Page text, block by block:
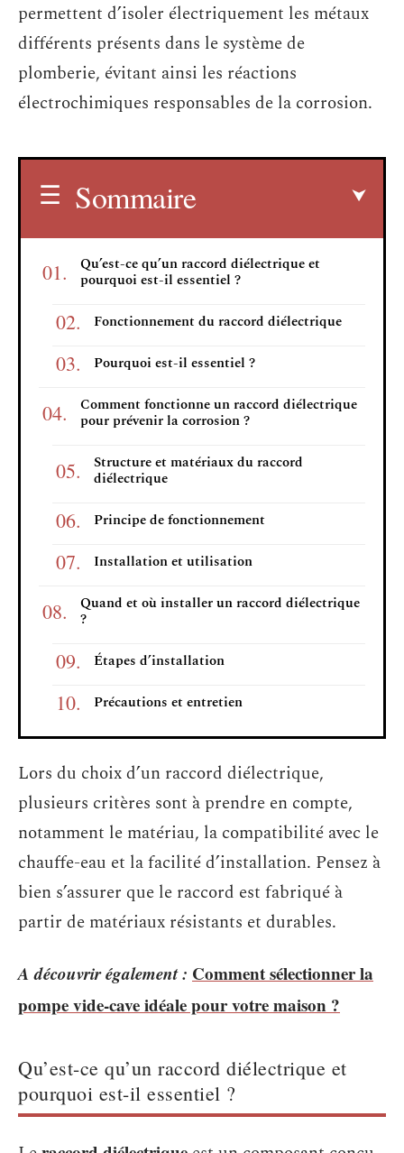
permettent d’isoler électriquement les métaux
différents présents dans le système de
plomberie, évitant ainsi les réactions
électrochimiques responsables de la corrosion.
Sommaire
Qu’est-ce qu’un raccord diélectrique et
pourquoi est-il essentiel ?
Fonctionnement du raccord diélectrique
Pourquoi est-il essentiel ?
Comment fonctionne un raccord diélectrique
pour prévenir la corrosion ?
Structure et matériaux du raccord
diélectrique
Principe de fonctionnement
Installation et utilisation
Quand et où installer un raccord diélectrique
?
Étapes d’installation
Précautions et entretien
Lors du choix d’un raccord diélectrique,
plusieurs critères sont à prendre en compte,
notamment le matériau, la compatibilité avec le
chauffe-eau et la facilité d’installation. Pensez à
bien s’assurer que le raccord est fabriqué à
partir de matériaux résistants et durables.
A découvrir également : Comment sélectionner la
pompe vide-cave idéale pour votre maison ?
Qu’est-ce qu’un raccord diélectrique et
pourquoi est-il essentiel ?